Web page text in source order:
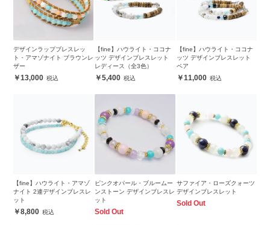
デザインラップブレスレッ
ト・アマゾナイト ブラウンレ
ザー
13,000
【fine】ハウライト・ココナ
ッツ デザインブレスレット
レディース（全3色）
5,400
【fine】ハウライト・ココナ
ッツ デザインブレスレット
ペア
11,000
【fine】ハウライト・アマゾ
ナイト 2連デザインブレスレ
ット
8,800
ピンクオパール・ブルームー
ンストーン デザインブレスレ
ット
Sold Out
サファイア・ローズクォーツ
デザインブレスレット
Sold Out